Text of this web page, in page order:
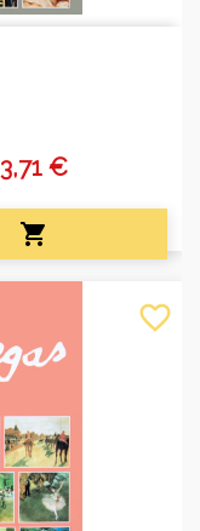
3,71 €

favorite_border